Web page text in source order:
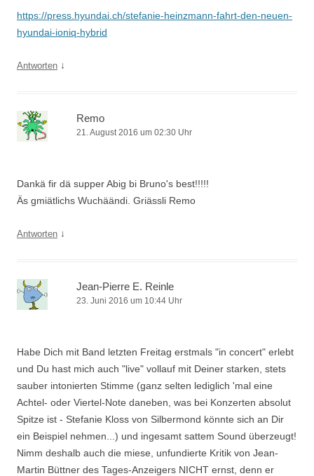
https://press.hyundai.ch/stefanie-heinzmann-fahrt-den-neuen-
hyundai-ioniq-hybrid
Antworten ↓
Remo
21. August 2016 um 02:30 Uhr
Dankä fir dä supper Abig bi Bruno's best!!!!!
Äs gmiätlichs Wuchäändi. Griässli Remo
Antworten ↓
Jean-Pierre E. Reinle
23. Juni 2016 um 10:44 Uhr
Habe Dich mit Band letzten Freitag erstmals "in concert" erlebt
und Du hast mich auch "live" vollauf mit Deiner starken, stets
sauber intonierten Stimme (ganz selten lediglich 'mal eine
Achtel- oder Viertel-Note daneben, was bei Konzerten absolut
Spitze ist - Stefanie Kloss von Silbermond könnte sich an Dir
ein Beispiel nehmen...) und ingesamt sattem Sound überzeugt!
Nimm deshalb auch die miese, unfundierte Kritik von Jean-
Martin Büttner des Tages-Anzeigers NICHT ernst, denn er